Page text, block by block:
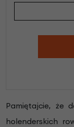
Pamiętajcie, że
holenderskich